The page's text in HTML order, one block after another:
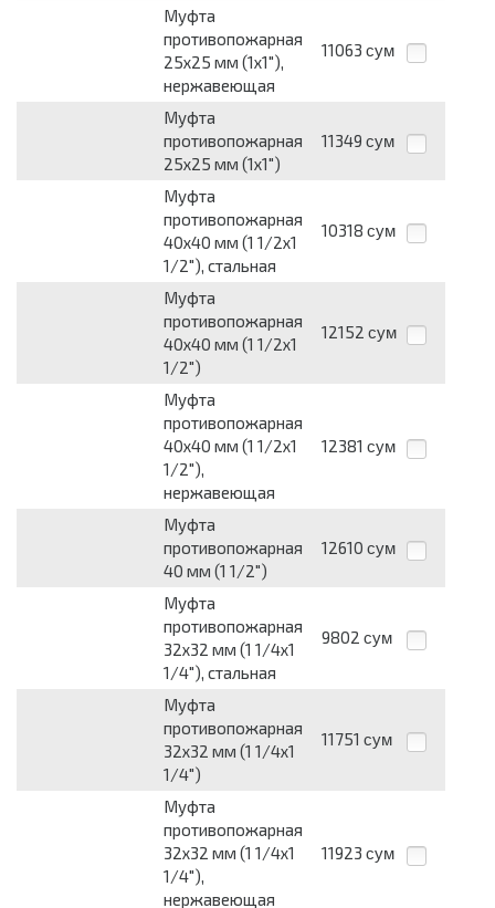
Муфта
противопожарная
25х25 мм (1х1"),
нержавеющая
11063 сум
Муфта
противопожарная
25х25 мм (1х1")
11349 сум
Муфта
противопожарная
40х40 мм (1 1/2х1
1/2"), стальная
10318 сум
Муфта
противопожарная
40х40 мм (1 1/2х1
1/2")
12152 сум
Муфта
противопожарная
40х40 мм (1 1/2х1
1/2"),
нержавеющая
12381 сум
Муфта
противопожарная
40 мм (1 1/2")
12610 сум
Муфта
противопожарная
32х32 мм (1 1/4х1
1/4"), стальная
9802 сум
Муфта
противопожарная
32х32 мм (1 1/4х1
1/4")
11751 сум
Муфта
противопожарная
32х32 мм (1 1/4х1
1/4"),
нержавеющая
11923 сум